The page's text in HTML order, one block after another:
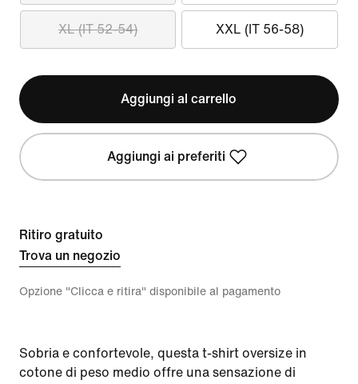
XL (IT 52-54) XXL (IT 56-58)
Aggiungi al carrello
Aggiungi ai preferiti
Ritiro gratuito
Trova un negozio
Opzione "Clicca e ritira" disponibile al pagamento
Sobria e confortevole, questa t-shirt oversize in
cotone di peso medio offre una sensazione di